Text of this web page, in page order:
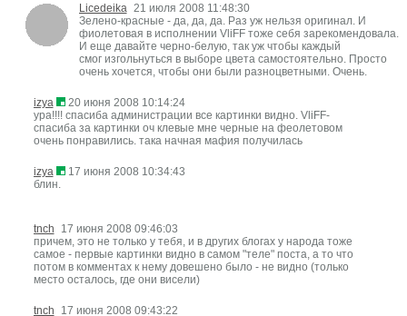
Licedeika
21 июля 2008 11:48:30
Зелено-красные - да, да, да. Раз уж нельзя оригинал. И
фиолетовая в исполнении VliFF тоже себя зарекомендовала.
И еще давайте черно-белую, так уж чтобы каждый
смог изгольнуться в выборе цвета самостоятельно. Просто
очень хочется, чтобы они были разноцветными. Очень.
izya
20 июня 2008 10:14:24
ура!!!! спасиба администрации все картинки видно. VliFF-
спасиба за картинки оч клевые мне черные на феолетовом
очень понравились. така начная мафия получилась
izya
17 июня 2008 10:34:43
блин.
tnch
17 июня 2008 09:46:03
причем, это не только у тебя, и в других блогах у народа тоже
самое - первые картинки видно в самом "теле" поста, а то что
потом в комментах к нему довешено было - не видно (только
место осталось, где они висели)
tnch
17 июня 2008 09:43:22